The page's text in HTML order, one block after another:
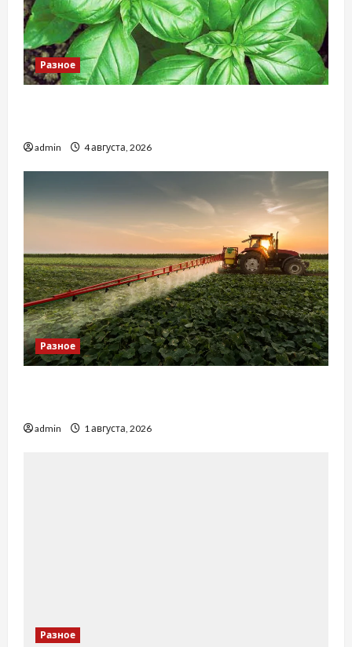
Разное
admin 4 августа, 2026
Разное
admin 1 августа, 2026
Разное